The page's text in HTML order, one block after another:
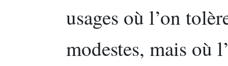
usages où l’on
modestes, mais où